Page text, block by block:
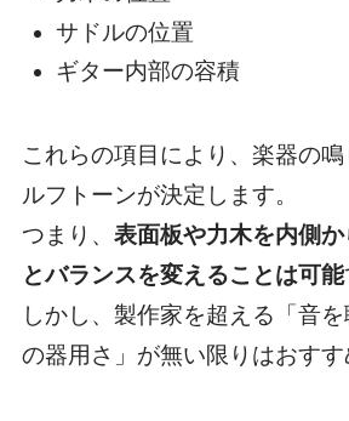
サドルの位置
ギター内部の容積
これらの項目により、楽器の
ルフトーンが決定します。
つまり、 表面板や力木を内側
とバランスを変えることは可能
しかし、製作家を超える「音
の器用さ」が無い限りはおすす